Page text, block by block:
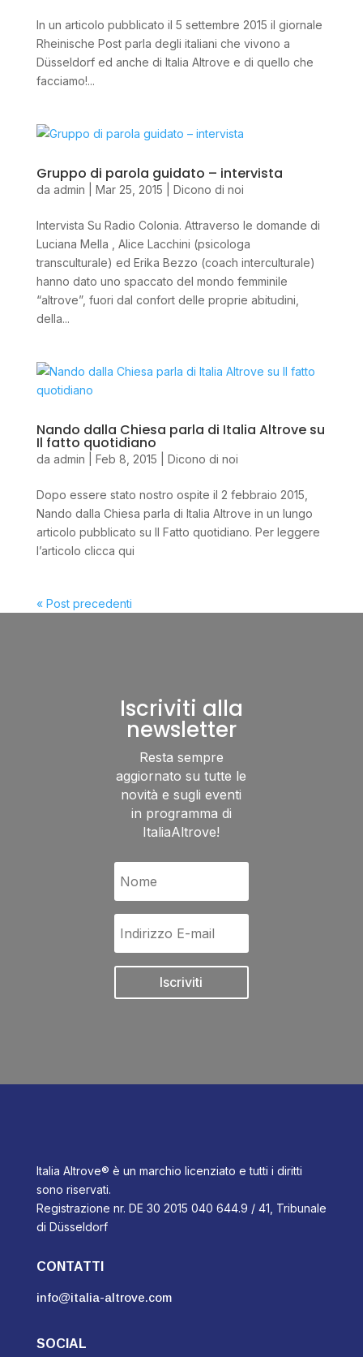
In un articolo pubblicato il 5 settembre 2015 il giornale
Rheinische Post parla degli italiani che vivono a
Düsseldorf ed anche di Italia Altrove e di quello che
facciamo!...
Gruppo di parola guidato – intervista
da admin Mar 25, 2015 Dicono di noi
Intervista Su Radio Colonia. Attraverso le domande di
Luciana Mella , Alice Lacchini (psicologa
transculturale) ed Erika Bezzo (coach interculturale)
hanno dato uno spaccato del mondo femminile
“altrove”, fuori dal confort delle proprie abitudini,
della...
Nando dalla Chiesa parla di Italia Altrove su
Il fatto quotidiano
da admin Feb 8, 2015 Dicono di noi
Dopo essere stato nostro ospite il 2 febbraio 2015,
Nando dalla Chiesa parla di Italia Altrove in un lungo
articolo pubblicato su Il Fatto quotidiano. Per leggere
l’articolo clicca qui
« Post precedenti
Iscriviti alla
newsletter
Resta sempre
aggiornato su tutte le
novità e sugli eventi
in programma di
ItaliaAltrove!
Iscriviti
Italia Altrove® è un marchio licenziato e tutti i diritti
sono riservati.
Registrazione nr. DE 30 2015 040 644.9 / 41, Tribunale
di Düsseldorf
CONTATTI
info@italia-altrove.com
SOCIAL